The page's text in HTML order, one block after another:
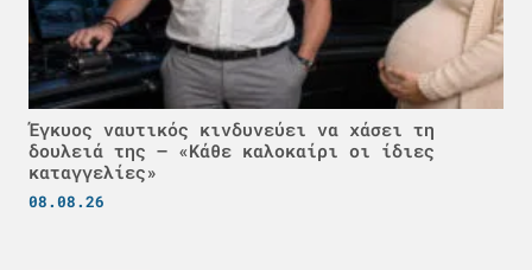
Έγκυος ναυτικός κινδυνεύει να χάσει τη
δουλειά της – «Κάθε καλοκαίρι οι ίδιες
καταγγελίες»
08.08.26